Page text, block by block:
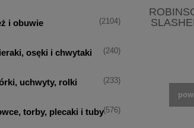
i obuwie (2104)
osęki i chwytaki (240)
uchwyty, rolki (233)
torby, plecaki i tuby(576)